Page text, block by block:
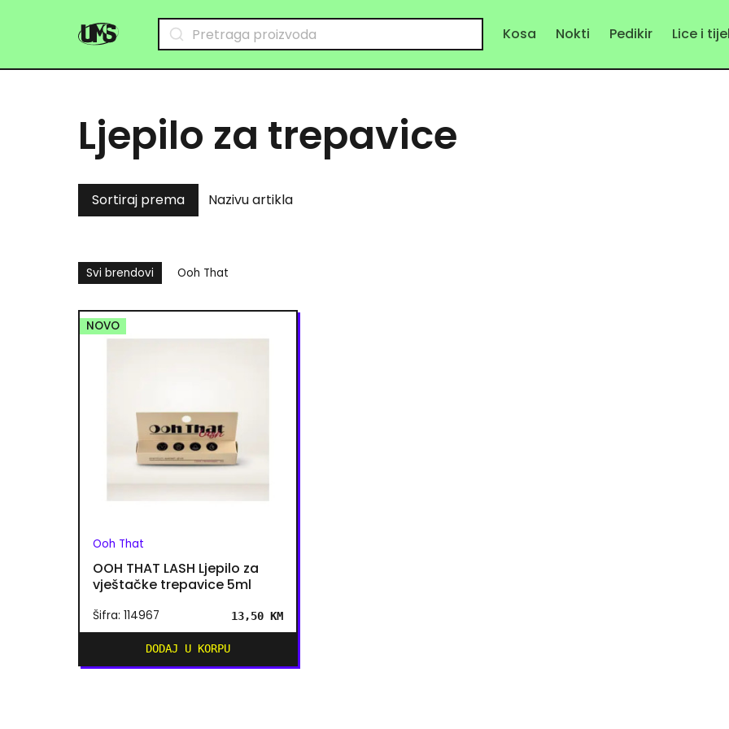
Kosa Nokti Pedikir Lice i
Ljepilo za trepavice
Sortiraj prema Nazivu artikla
Svi brendovi Ooh That
NOVO
Ooh That
OOH THAT LASH Ljepilo za
vještačke trepavice 5ml
Šifra: 114967 13,50 KM
DODAJ U KORPU